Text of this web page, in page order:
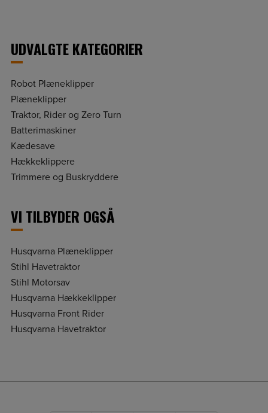
UDVALGTE KATEGORIER
Robot Plæneklipper
Plæneklipper
Traktor, Rider og Zero Turn
Batterimaskiner
Kædesave
Hækkeklippere
Trimmere og Buskryddere
VI TILBYDER OGSÅ
Husqvarna Plæneklipper
Stihl Havetraktor
Stihl Motorsav
Husqvarna Hækkeklipper
Husqvarna Front Rider
Husqvarna Havetraktor